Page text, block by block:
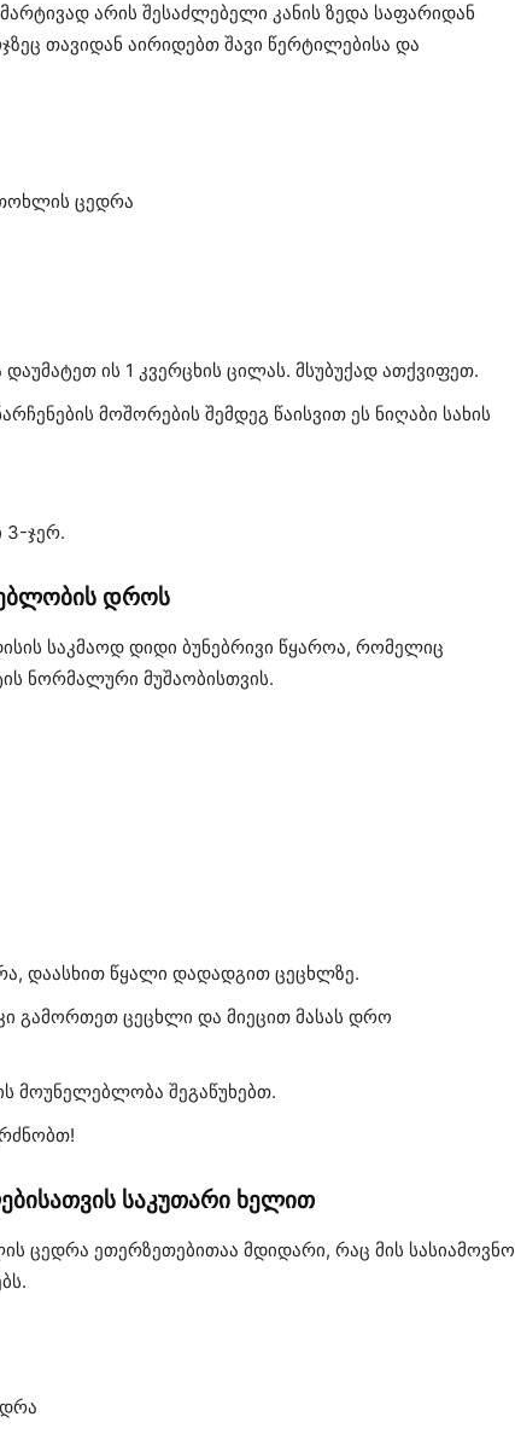
არის შესაძლებელი კანის ზედა საფარიდან
თავიდან აირიდებთ შავი წერტილებისა და
ცედრა
ის 1 კვერცხის ცილას. მსუბუქად ათქვიფეთ.
მოშორების შემდეგ წაისვით ეს ნიღაბი სახის
3-ჯერ.
დროს
საკმაოდ დიდი ბუნებრივი წყაროა, რომელიც
ნორმალური მუშაობისთვის.
დაასხით წყალი დადადგით ცეცხლზე.
გამორთეთ ცეცხლი და მიეცით მასას დრო
მოუნელებლობა შეგაწუხებთ.
საკუთარი ხელით
ცედრა ეთერზეთებითაა მდიდარი, რაც მის სასიამოვნო